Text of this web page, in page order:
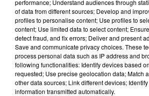
TITRES DIFFUSÉS
6h57
6h57 6h54
6h54
performance; Understand audiences through
of data from different sources; Develop and
profiles to personalise content; Use profiles to
content; Use limited data to select content;
detect fraud, and fix errors; Deliver and present
Save and communicate privacy choices. These
process personal data such as IP address and
following functionalities: Identify devices based
requested; Use precise geolocation data; Match
other data sources; Link different devices;
information transmitted automatically.